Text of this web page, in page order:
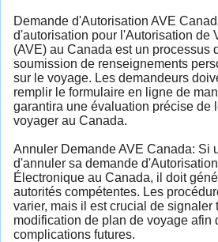
Demande d'Autorisation AVE
d'autorisation pour l'Autorisation de
(AVE) au Canada est un processus
soumission de renseignements
sur le voyage. Les demandeurs
remplir le formulaire en ligne de
garantira une évaluation précise de
voyager au Canada.
Annuler Demande AVE Canada: Si
d'annuler sa demande
Électronique au Canada, il doit
autorités compétentes. Les
varier, mais il est crucial de signaler
modification de plan de voyage afin
complications futures.